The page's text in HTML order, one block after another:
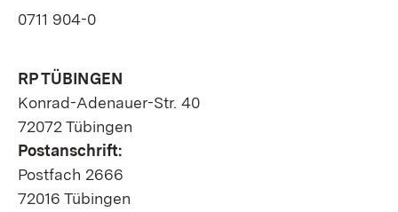
0711 904-0
RP TÜBINGEN
Konrad-Adenauer-Str. 40
72072 Tübingen
Postanschrift:
Postfach 2666
72016 Tübingen